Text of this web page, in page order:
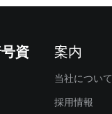
資
案内
当社について
採用情報